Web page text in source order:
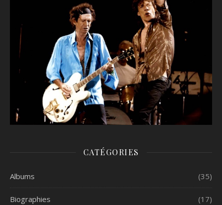
CATÉGORIES
Albums (35)
Biographies (17)